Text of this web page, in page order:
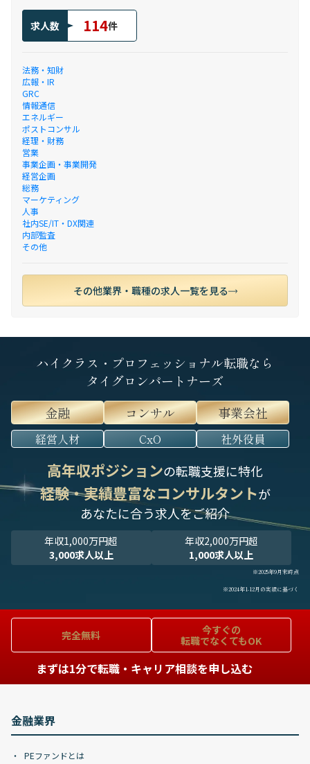
求人数 114件
法務・知財
広報・IR
GRC
情報通信
エネルギー
ポストコンサル
経理・財務
営業
事業企画・事業開発
経営企画
総務
マーケティング
人事
社内SE/IT・DX関連
内部監査
その他
その他業界・職種の求人一覧を見る
ハイクラス・プロフェッショナル転職なら
タイグロンパートナーズ
金融
コンサル 事業会社
経営人材 CxO 社外役員
高年収ポジションの転職支援に特化
経験・実績豊富なコンサルタントが
あなたに合う求人をご紹介
年収1,000万円超
3,000求人以上
年収2,000万円超
1,000求人以上
※2025年9月末時点
※2024年1-12月の実績に基づく
完全無料
今すぐの
転職でなくてもOK
まずは1分で転職・キャリア相談を申し込む
金融業界
PEファンドとは